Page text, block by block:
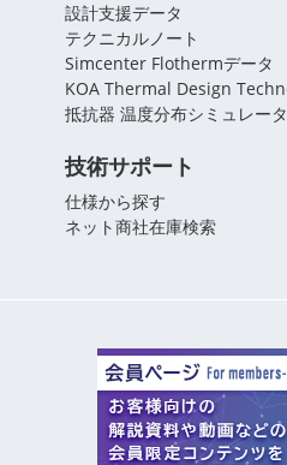
設計支援データ
テクニカルノート
Simcenter Flothermデータ
KOA Thermal Design
抵抗器 温度分布シミュレータ
技術サポート
仕様から探す
ネット商社在庫検索